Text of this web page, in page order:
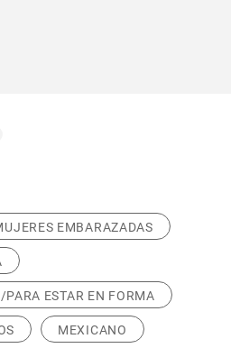
EMBARAZADAS
PARA ESTAR EN FORMA
MEXICANO